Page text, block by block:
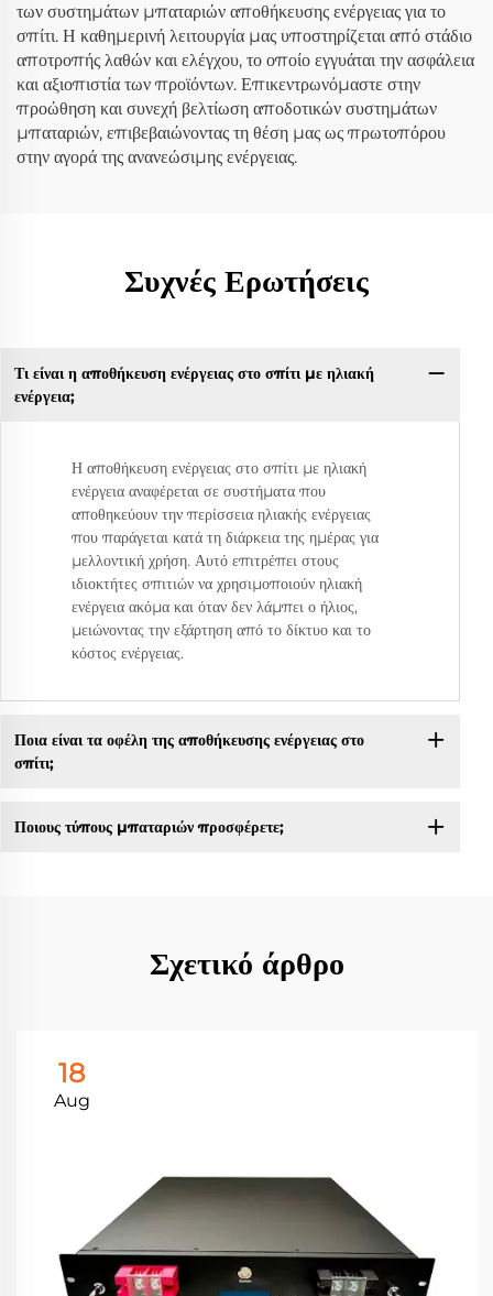
των συστημάτων μπαταριών αποθήκευσης ενέργειας για το
σπίτι. Η καθημερινή λειτουργία μας υποστηρίζεται από στάδιο
αποτροπής λαθών και ελέγχου, το οποίο εγγυάται την ασφάλεια
και αξιοπιστία των προϊόντων. Επικεντρωνόμαστε στην
προώθηση και συνεχή βελτίωση αποδοτικών συστημάτων
μπαταριών, επιβεβαιώνοντας τη θέση μας ως πρωτοπόρου
στην αγορά της ανανεώσιμης ενέργειας.
Συχνές Ερωτήσεις
Τι είναι η αποθήκευση ενέργειας στο σπίτι με ηλιακή
ενέργεια;
Η αποθήκευση ενέργειας στο σπίτι με ηλιακή
ενέργεια αναφέρεται σε συστήματα που
αποθηκεύουν την περίσσεια ηλιακής ενέργειας
που παράγεται κατά τη διάρκεια της ημέρας για
μελλοντική χρήση. Αυτό επιτρέπει στους
ιδιοκτήτες σπιτιών να χρησιμοποιούν ηλιακή
ενέργεια ακόμα και όταν δεν λάμπει ο ήλιος,
μειώνοντας την εξάρτηση από το δίκτυο και το
κόστος ενέργειας.
Ποια είναι τα οφέλη της αποθήκευσης ενέργειας στο
σπίτι;
Ποιους τύπους μπαταριών προσφέρετε;
Σχετικό άρθρο
18
Aug